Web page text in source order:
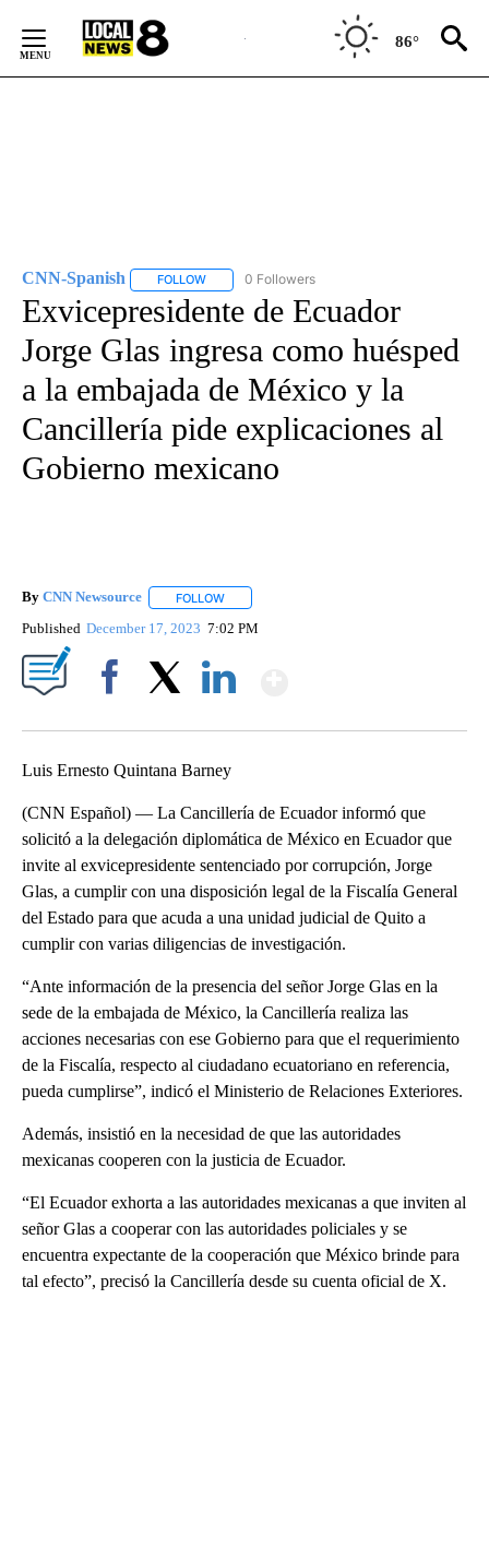
Content
86°
CNN-Spanish FOLLOW FOLLOW "CNN-SPANISH" TO RECEIVE
0 Followers
Exvicepresidente de Ecuador
Jorge Glas ingresa como huésped
a la embajada de México y la
Cancillería pide explicaciones al
Gobierno mexicano
By CNN Newsource FOLLOW
Published December 17, 2023 7:02 PM
Luis Ernesto Quintana Barney
(CNN Español) — La Cancillería de Ecuador informó que
solicitó a la delegación diplomática de México en Ecuador que
invite al exvicepresidente sentenciado por corrupción, Jorge
Glas, a cumplir con una disposición legal de la Fiscalía General
del Estado para que acuda a una unidad judicial de Quito a
cumplir con varias diligencias de investigación.
“Ante información de la presencia del señor Jorge Glas en la
sede de la embajada de México, la Cancillería realiza las
acciones necesarias con ese Gobierno para que el requerimiento
de la Fiscalía, respecto al ciudadano ecuatoriano en referencia,
pueda cumplirse”, indicó el Ministerio de Relaciones Exteriores.
Además, insistió en la necesidad de que las autoridades
mexicanas cooperen con la justicia de Ecuador.
“El Ecuador exhorta a las autoridades mexicanas a que inviten al
señor Glas a cooperar con las autoridades policiales y se
encuentra expectante de la cooperación que México brinde para
tal efecto”, precisó la Cancillería desde su cuenta oficial de X.